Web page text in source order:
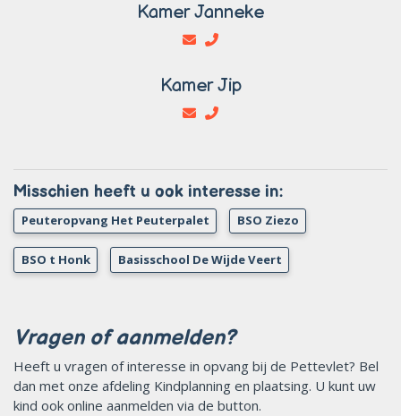
Kamer Janneke
Kamer Jip
Misschien heeft u ook interesse in:
Peuteropvang Het Peuterpalet BSO Ziezo
BSO t Honk Basisschool De Wijde Veert
Vragen of aanmelden?
Heeft u vragen of interesse in opvang bij de Pettevlet? Bel
dan met onze afdeling Kindplanning en plaatsing. U kunt uw
kind ook online aanmelden via de button.